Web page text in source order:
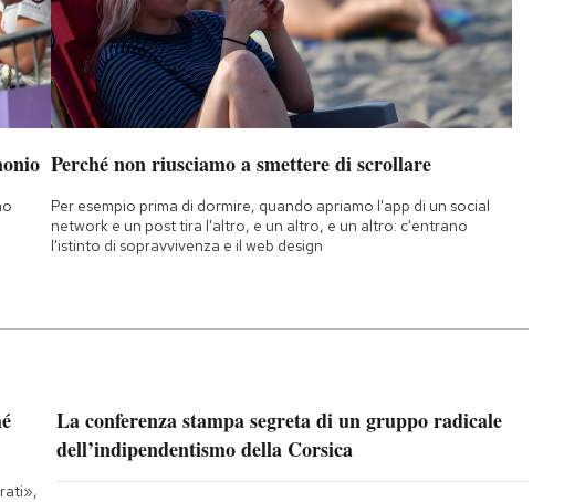
Perché non riusciamo a smettere di scrollare
Per esempio prima di dormire, quando apriamo l'app di un social
network e un post tira l'altro, e un altro, e un altro: c'entrano
l'istinto di sopravvivenza e il web design
La conferenza stampa segreta di un gruppo radicale
dell’indipendentismo della Corsica